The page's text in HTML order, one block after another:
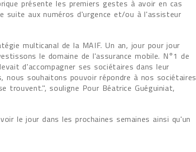
présente les premiers gestes à avoir en cas
suite aux numéros d'urgence et/ou à l'assisteur
multicanal de la MAIF. Un an, jour pour jour
le domaine de l'assurance mobile. N°1 de
d'accompagner ses sociétaires dans leur
souhaitons pouvoir répondre à nos sociétaires
trouvent.", souligne Pour Béatrice Guéguiniat,
le jour dans les prochaines semaines ainsi qu'un